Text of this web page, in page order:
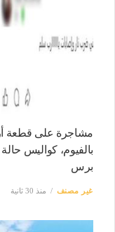
بالفيوم، كواليس
برس
غير مصنف منذ 30 ثانية